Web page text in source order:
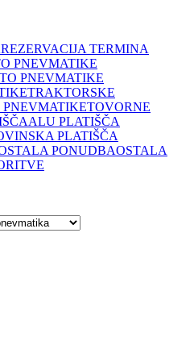
REZERVACIJA TERMINA
PNEVMATIKE
PNEVMATIKE
TRAKTORSKE
TOVORNE
ALU PLATIŠČA
PLATIŠČA
OSTALA